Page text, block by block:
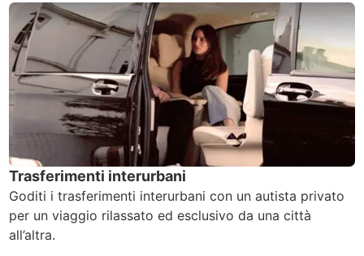
Trasferimenti interurbani
Goditi i trasferimenti interurbani con un autista privato
per un viaggio rilassato ed esclusivo da una città
all’altra.